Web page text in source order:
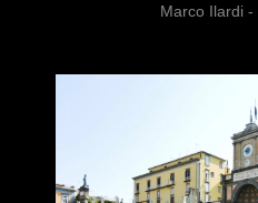
Marco Ilardi